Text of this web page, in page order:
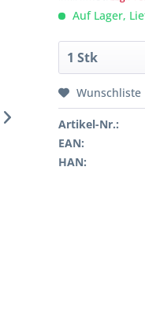
Auf Lager,
Wunschliste
Artikel-Nr.:
EAN:
HAN: